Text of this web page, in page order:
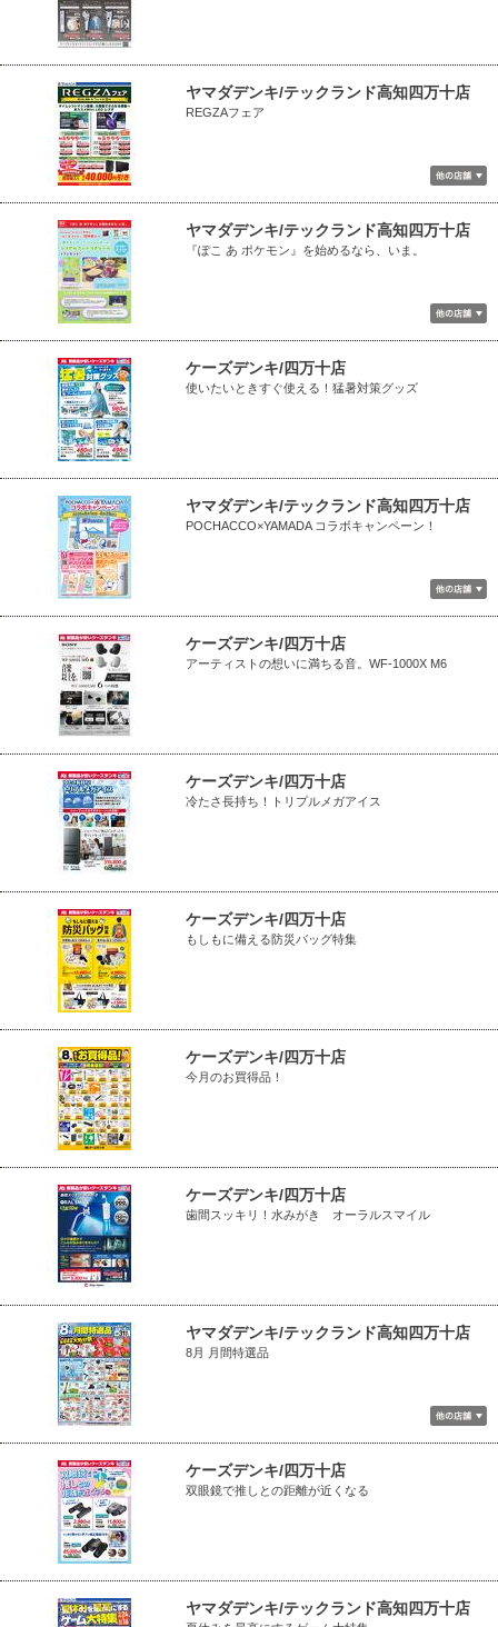
ヤマダデンキ/テックランド高知四万十店
REGZAフェア
ヤマダデンキ/テックランド高知四万十店
『ぽこ あ ポケモン』を始めるなら、いま。
ケーズデンキ/四万十店
使いたいときすぐ使える！猛暑対策グッズ
ヤマダデンキ/テックランド高知四万十店
POCHACCO×YAMADA コラボキャンペーン！
ケーズデンキ/四万十店
アーティストの想いに満ちる音。WF-1000X M6
ケーズデンキ/四万十店
冷たさ長持ち！トリプルメガアイス
ケーズデンキ/四万十店
もしもに備える防災バッグ特集
ケーズデンキ/四万十店
今月のお買得品！
ケーズデンキ/四万十店
歯間スッキリ！水みがき オーラルスマイル
ヤマダデンキ/テックランド高知四万十店
8月 月間特選品
ケーズデンキ/四万十店
双眼鏡で推しとの距離が近くなる
ヤマダデンキ/テックランド高知四万十店